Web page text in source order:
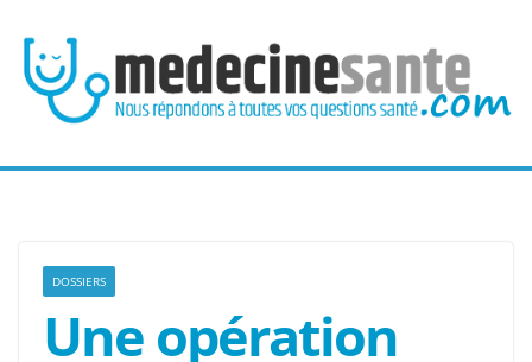
contenu
DOSSIERS
Une opération